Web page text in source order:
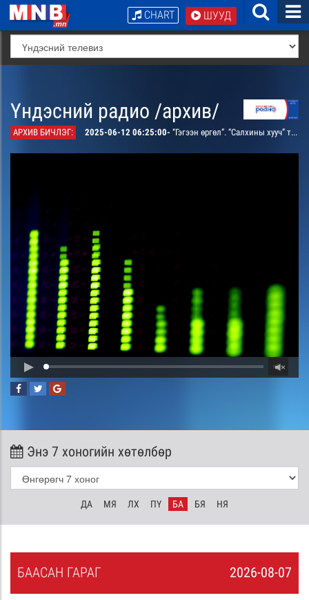
ШУУД
CHART
Үндэсний радио /архив/
АРХИВ БИЧЛЭГ: 2025-06-12 06:25:00- “Гэгээн өргөл”. “Салхины хууч” тэмдэглэл /давтана/
Энэ 7 хоногийн хөтөлбөр
ДА МЯ ЛХ ПҮ БА БЯ НЯ
2026-08-07
БААСАН ГАРАГ